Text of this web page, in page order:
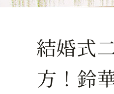
結婚式
方！鈴